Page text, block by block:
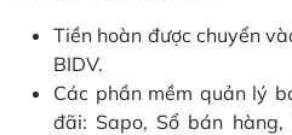
Tiền hoàn được chuyển
BIDV.
Các phần mềm quản lý
đãi: Sapo, Sổ bán hàng,